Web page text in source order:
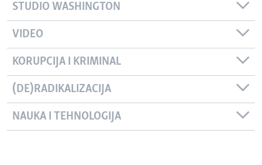
STUDIO WASHINGTON
VIDEO
KORUPCIJA I KRIMINAL
(DE)RADIKALIZACIJA
NAUKA I TEHNOLOGIJA